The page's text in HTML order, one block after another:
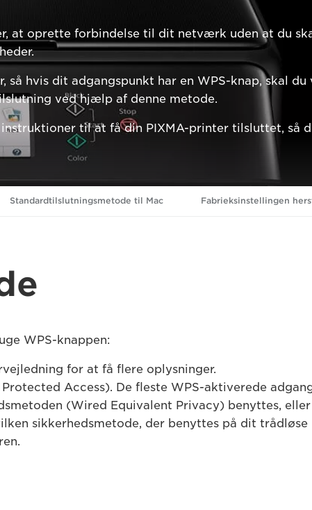
at oprette forbindelse til dit netværk uden at du
så hvis dit adgangspunkt har en WPS-knap, skal
ved hjælp af denne metode.
til at få din PIXMA-printer tilsluttet, så
Standardtilslutningsmetode til Mac Fabrieksinstellingen
WPS-knappen:
for at få flere oplysninger.
Access). De fleste WPS-aktiverede
(Wired Equivalent Privacy) benyttes,
sikkerhedsmetode, der benyttes på dit